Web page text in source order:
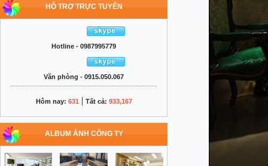
HỖ TRỢ TRỰC TUYẾN
Hotline - 0987995779
Văn phòng - 0915.050.067
Hôm nay: 631 | Tất cả: 933,167
ALBUM ẢNH CÔNG TY